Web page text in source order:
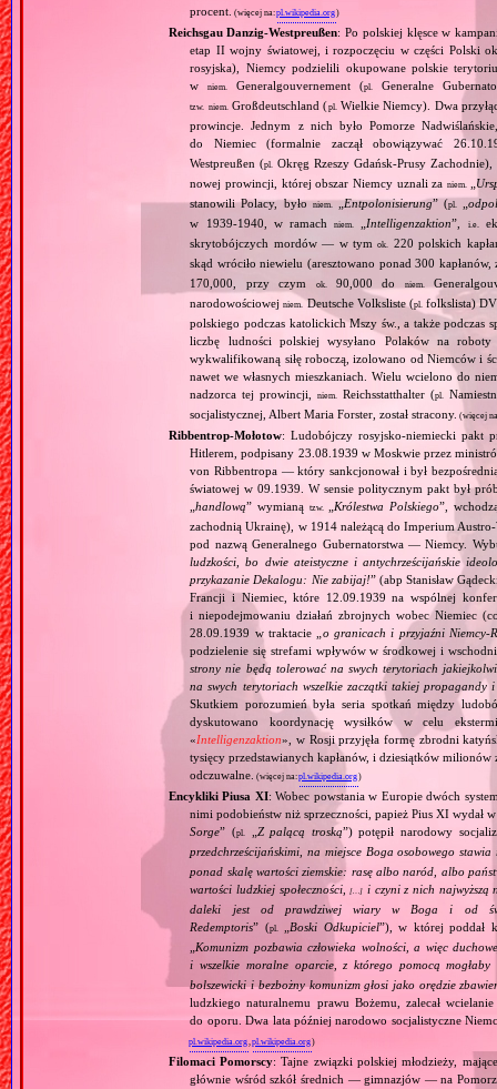
procent. (więcej na:pl.wikipedia.org)
Reichsgau Danzig‐Westpreußen: Po polskiej klęsce w
etap II wojny światowej, i rozpoczęciu w części Polski
rosyjska), Niemcy podzielili okupowane polskie
wniem. Generalgouvernement (pl. Generalne
tzw. niem. Großdeutschland (pl. Wielkie Niemcy). Dwa
prowincje. Jednym z nich było Pomorze
do Niemiec (formalnie zaczął obowiązywać
Westpreußen (pl. Okręg Rzeszy Gdańsk‐Prusy
nowej prowincji, której obszar Niemcy uznali za niem.
stanowili Polacy, byłoniem.„Entpolonisierung” (pl.
w 1939‐1940, w ramachniem. Intelligenzaktion”, i.e.
skrytobójczych mordów — w tymok. 220 polskich
skąd wróciło niewielu (aresztowano ponad 300
170,000, przy czym
ok. 90,000 do niem.
narodowościowejniem.Deutsche Volksliste (pl. folkslista)
polskiego podczas katolickich Mszy św., a także podczas
liczbę ludności polskiej wysyłano Polaków na
wykwalifikowaną siłę roboczą, izolowano od Niemców i
nawet we własnych mieszkaniach. Wielu wcielono do
nadzorca tej prowincji,niem. Reichsstatthalter (pl.
socjalistycznej, Albert Maria Forster, został stracony. (więcej
Ribbentrop‐Mołotow: Ludobójczy rosyjsko‐niemiecki pakt
Hitlerem, podpisany 23.08.1939 w Moskwie przez
von Ribbentropa — który sankcjonował i był
światowej w 09.1939. W sensie politycznym pakt był
„handlową” wymianą tzw. Królestwa Polskiego”,
zachodnią Ukrainę), w 1914 należącą do Imperium
pod nazwą Generalnego Gubernatorstwa — Niemcy.
ludzkości, bo dwie ateistyczne i antychrześcijańskie
przykazanie Dekalogu: Nie zabijaj!” (abp Stanisław
Francji i Niemiec, które 12.09.1939 na wspólnej
i niepodejmowaniu działań zbrojnych wobec Niemiec
28.09.1939 w traktacie „ o granicach i przyjaźni
podzielenie się strefami wpływów w środkowej i
strony nie będą tolerować na swych terytoriach
na swych terytoriach wszelkie zaczątki takiej
Skutkiem porozumień była seria spotkań między
dyskutowano koordynację wysiłków w celu
«Intelligenzaktion», w Rosji przyjęła formę zbrodni
tysięcy przedstawianych kapłanów, i dziesiątków
odczuwalne. (więcej na:pl.wikipedia.org)
Encykliki Piusa XI: Wobec powstania w Europie dwóch
nimi podobieństw niż sprzeczności, papież Pius XI
Sorge” (pl. Z palącą troską”) potępił narodowy
przedchrześcijańskimi, na miejsce Boga osobowego
ponad skalę wartości ziemskie: rasę albo naród, albo
wartości ludzkiej społeczności,[…] i czyni z nich najwyższą
daleki jest od prawdziwej wiary w Boga i od
Redemptoris” (pl. Boski Odkupiciel”), w której poddał
Komunizm pozbawia człowieka wolności, a więc
i wszelkie moralne oparcie, z którego pomocą
bolszewicki i bezbożny komunizm głosi jako orędzie
ludzkiego naturalnemu prawu Bożemu, zalecał
do oporu. Dwa lata później narodowo socjalistyczne
pl.wikipedia.org,pl.wikipedia.org)
Filomaci Pomorscy: Tajne związki polskiej młodzieży,
głównie wśród szkół średnich — gimnazjów — na